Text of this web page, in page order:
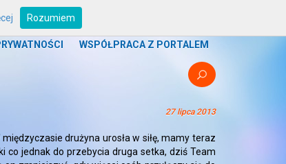
PROGRAMY BOUNTY
WSPÓŁPRACA Z PORTALEM
27 lipca 2013
międzyczasie drużyna urosła w siłę, mamy teraz
co jednak do przebycia druga setka, dziś Team
Rozumiem